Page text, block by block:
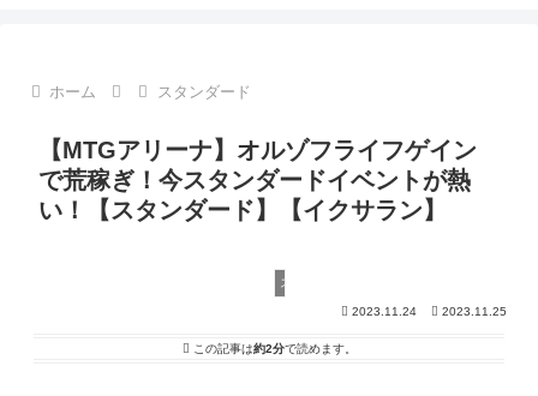
ホーム スタンダード
【MTGアリーナ】オルゾフライフゲイン
で荒稼ぎ！今スタンダードイベントが熱
い！【スタンダード】【イクサラン】
スタンダード
2023.11.24 2023.11.25
この記事は約2分で読めます。